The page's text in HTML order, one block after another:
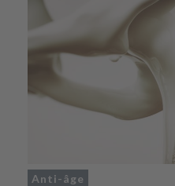
Anti-âge